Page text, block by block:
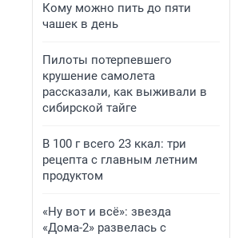
Кому можно пить до пяти
чашек в день
Пилоты потерпевшего
крушение самолета
рассказали, как выживали в
сибирской тайге
В 100 г всего 23 ккал: три
рецепта с главным летним
продуктом
«Ну вот и всё»: звезда
«Дома-2» развелась с